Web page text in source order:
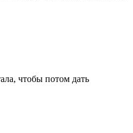
чтобы потом дать